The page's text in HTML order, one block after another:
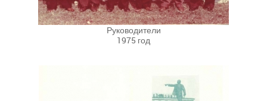
Руководители
1975 год